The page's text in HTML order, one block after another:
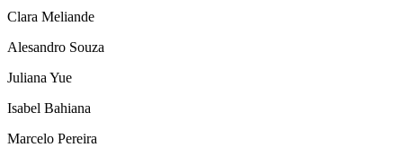
Clara Meliande
Alesandro Souza
Juliana Yue
Isabel Bahiana
Marcelo Pereira